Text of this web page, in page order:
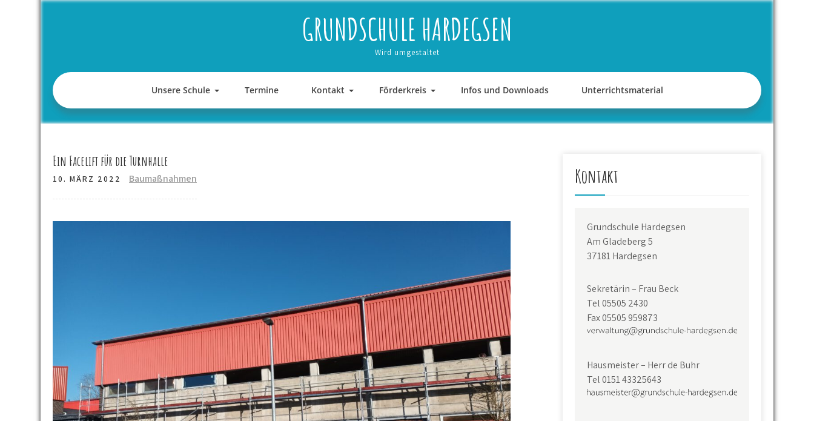
GRUNDSCHULE HARDEGSEN
Wird umgestaltet
Unsere Schule Termine Kontakt Förderkreis Infos und Downloads Unterrichtsmaterial
Ein Facelift für die Turnhalle
10. MÄRZ 2022 Baumaßnahmen Kontakt
Grundschule Hardegsen
Am Gladeberg 5
37181 Hardegsen
Sekretärin – Frau Beck
Tel 05505 2430
Fax 05505 959873
Hausmeister – Herr de Buhr
Tel 0151 43325643